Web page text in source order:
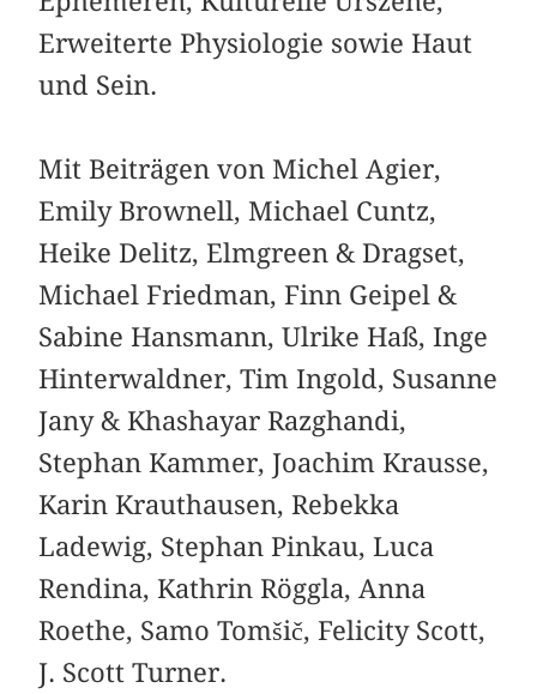
Erweiterte Physiologie sowie Haut
und Sein.
Mit Beiträgen von Michel Agier,
Emily Brownell, Michael Cuntz,
Heike Delitz, Elmgreen & Dragset,
Michael Friedman, Finn Geipel &
Sabine Hansmann, Ulrike Haß, Inge
Hinterwaldner, Tim Ingold, Susanne
Jany & Khashayar Razghandi,
Stephan Kammer, Joachim Krausse,
Karin Krauthausen, Rebekka
Ladewig, Stephan Pinkau, Luca
Rendina, Kathrin Röggla, Anna
Roethe, Samo Tomšič, Felicity Scott,
J. Scott Turner.